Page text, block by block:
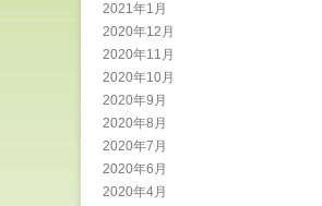
2021年1月
2020年12月
2020年11月
2020年10月
2020年9月
2020年8月
2020年7月
2020年6月
2020年4月